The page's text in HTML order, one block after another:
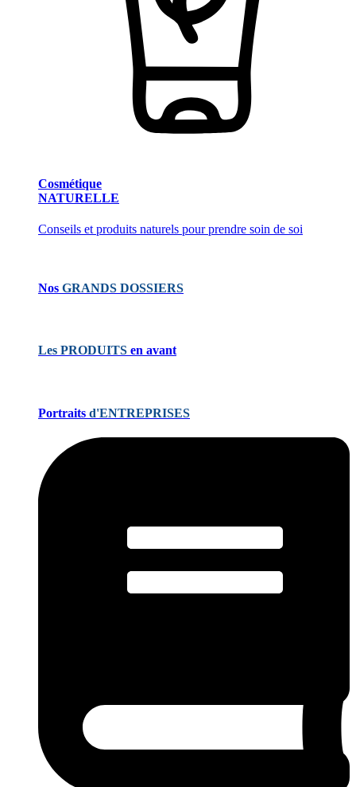
Cosmétique
NATURELLE
Conseils et produits naturels pour prendre soin de soi
Nos GRANDS DOSSIERS
Les PRODUITS en avant
Portraits d'ENTREPRISES